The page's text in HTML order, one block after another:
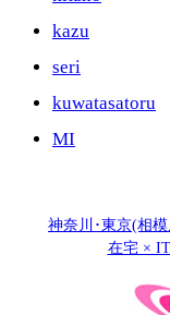
kazu
seri
kuwatasatoru
MI
神奈川･東京(相
在宅 ×